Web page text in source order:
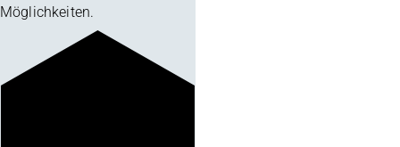
Möglichkeiten.